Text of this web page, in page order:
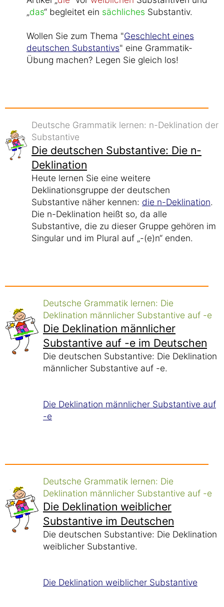
„das“ begleitet ein sächliches Substantiv.
Wollen Sie zum Thema "Geschlecht eines
deutschen Substantivs" eine Grammatik-
Übung machen? Legen Sie gleich los!
Deutsche Grammatik lernen: n-Deklination der
Substantive
Die deutschen Substantive: Die n-
Deklination
Heute lernen Sie eine weitere
Deklinationsgruppe der deutschen
Substantive näher kennen: die n-Deklination.
Die n-Deklination heißt so, da alle
Substantive, die zu dieser Gruppe gehören im
Singular und im Plural auf „-(e)n“ enden.
Deutsche Grammatik lernen: Die
Deklination männlicher Substantive auf -e
Die Deklination männlicher
Substantive auf -e im Deutschen
Die deutschen Substantive: Die Deklination
männlicher Substantive auf -e.
Die Deklination männlicher Substantive auf
-e
Deutsche Grammatik lernen: Die
Deklination männlicher Substantive auf -e
Die Deklination weiblicher
Substantive im Deutschen
Die deutschen Substantive: Die Deklination
weiblicher Substantive.
Die Deklination weiblicher Substantive